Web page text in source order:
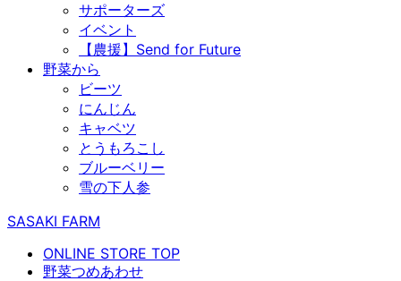
サポーターズ
イベント
【農援】Send for Future
野菜から
ビーツ
にんじん
キャベツ
とうもろこし
ブルーベリー
雪の下人参
SASAKI FARM
ONLINE STORE TOP
野菜つめあわせ